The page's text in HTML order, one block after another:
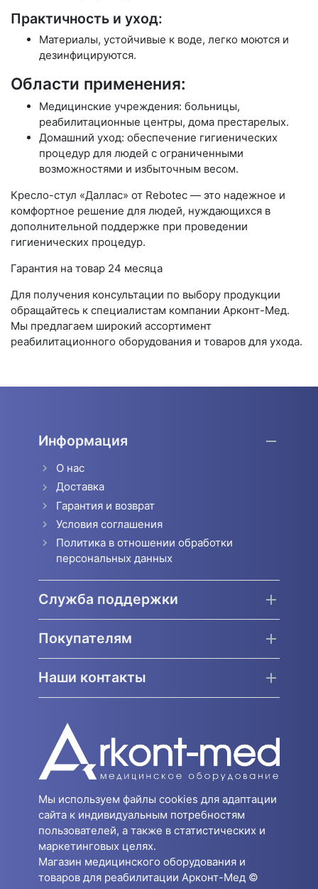
Практичность и уход:
Материалы, устойчивые к воде, легко моются и
дезинфицируются.
Области применения:
Медицинские учреждения: больницы,
реабилитационные центры, дома престарелых.
Домашний уход: обеспечение гигиенических
процедур для людей с ограниченными
возможностями и избыточным весом.
Кресло-стул «Даллас» от Rebotec — это надежное и
комфортное решение для людей, нуждающихся в
дополнительной поддержке при проведении
гигиенических процедур.
Гарантия на товар 24 месяца
Для получения консультации по выбору продукции
обращайтесь к специалистам компании Арконт-Мед.
Мы предлагаем широкий ассортимент
реабилитационного оборудования и товаров для ухода.
Информация
О нас
Доставка
Гарантия и возврат
Условия соглашения
Политика в отношении обработки
персональных данных
Служба поддержки
Покупателям
Наши контакты
Мы используем файлы cookies для адаптации
сайта к индивидуальным потребностям
пользователей, а также в статистических и
маркетинговых целях.
Магазин медицинского оборудования и
товаров для реабилитации Арконт-Мед ©